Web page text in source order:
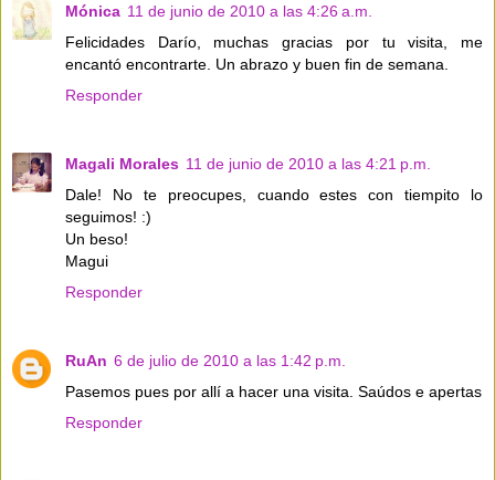
Mónica 11 de junio de 2010 a las 4:26 a.m.
Felicidades Darío, muchas gracias por tu visita, me
encantó encontrarte. Un abrazo y buen fin de semana.
Responder
Magali Morales 11 de junio de 2010 a las 4:21 p.m.
Dale! No te preocupes, cuando estes con tiempito lo
seguimos! :)
Un beso!
Magui
Responder
RuAn 6 de julio de 2010 a las 1:42 p.m.
Pasemos pues por allí a hacer una visita. Saúdos e apertas
Responder